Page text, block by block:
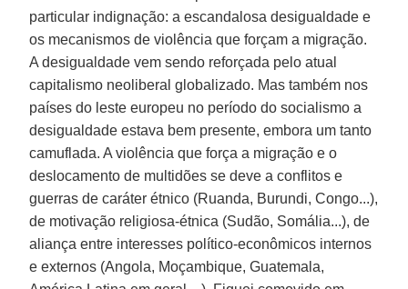
particular indignação: a escandalosa desigualdade e
os mecanismos de violência que forçam a migração.
A desigualdade vem sendo reforçada pelo atual
capitalismo neoliberal globalizado. Mas também nos
países do leste europeu no período do socialismo a
desigualdade estava bem presente, embora um tanto
camuflada. A violência que força a migração e o
deslocamento de multidões se deve a conflitos e
guerras de caráter étnico (Ruanda, Burundi, Congo...),
de motivação religiosa-étnica (Sudão, Somália...), de
aliança entre interesses político-econômicos internos
e externos (Angola, Moçambique, Guatemala,